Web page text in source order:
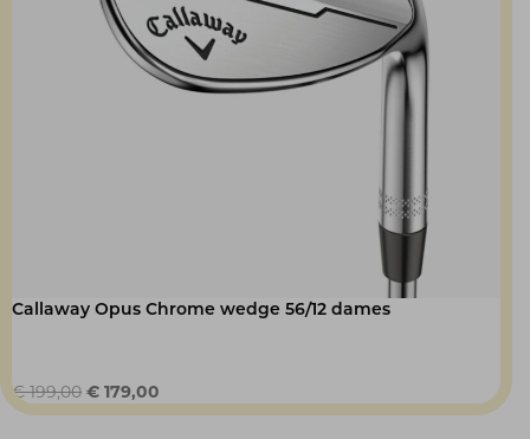
Callaway Opus Chrome wedge 56/12 dames
€199,00 Oorspronkelijke
prijs
€ 179,00
prijs